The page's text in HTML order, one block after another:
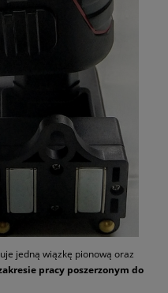
jedną wiązkę pionową oraz
pracy poszerzonym do